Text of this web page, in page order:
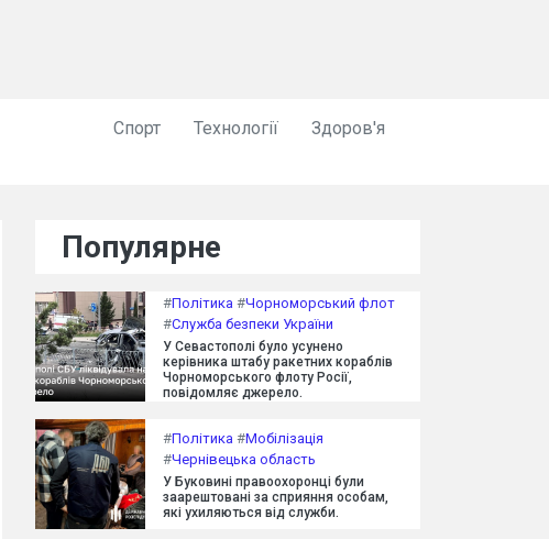
Спорт Технології Здоров'я
Популярне
#Політика #Чорноморський флот
#Служба безпеки України
У Севастополі було усунено
керівника штабу ракетних кораблів
Чорноморського флоту Росії,
повідомляє джерело.
#Політика #Мобілізація
#Чернівецька область
У Буковині правоохоронці були
заарештовані за сприяння особам,
які ухиляються від служби.